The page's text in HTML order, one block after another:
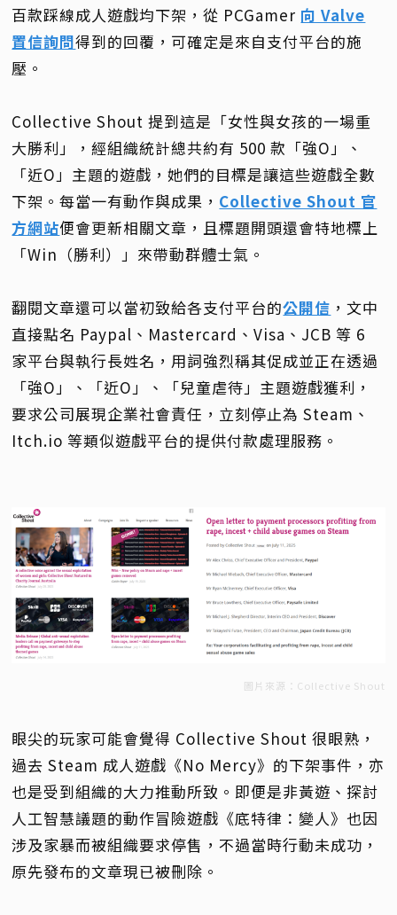
百款踩線成人遊戲均下架，從 PCGamer 向 Valve
置信詢問得到的回覆，可確定是來自支付平台的施
壓。
Collective Shout 提到這是「女性與女孩的一場重
大勝利」，經組織統計總共約有 500 款「強O」、
「近O」主題的遊戲，她們的目標是讓這些遊戲全數
下架。每當一有動作與成果， Collective Shout 官
方網站便會更新相關文章，且標題開頭還會特地標上
「Win（勝利）」來帶動群體士氣。
翻閱文章還可以當初致給各支付平台的公開信 ，文中
直接點名 Paypal、Mastercard、Visa、JCB 等 6
家平台與執行長姓名，用詞強烈稱其促成並正在透過
「強O」、「近O」、「兒童虐待」主題遊戲獲利，
要求公司展現企業社會責任，立刻停止為 Steam、
Itch.io 等類似遊戲平台的提供付款處理服務。
圖片來源：Collective Shout
眼尖的玩家可能會覺得 Collective Shout 很眼熟，
過去 Steam 成人遊戲《No Mercy》的下架事件，亦
也是受到組織的大力推動所致。即便是非黃遊、探討
人工智慧議題的動作冒險遊戲《底特律：變人》也因
涉及家暴而被組織要求停售，不過當時行動未成功，
原先發布的文章現已被刪除。